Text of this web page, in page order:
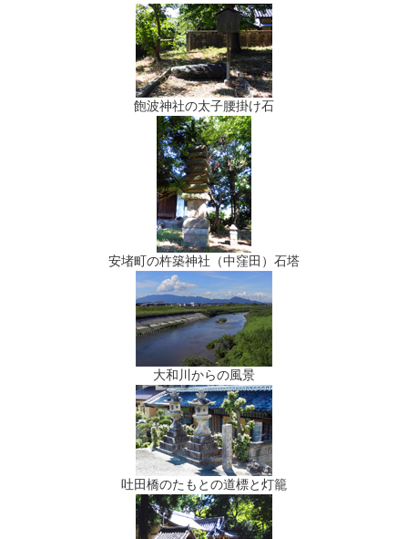
飽波神社の太子腰掛け石
安堵町の杵築神社（中窪田）石塔
大和川からの風景
吐田橋のたもとの道標と灯籠